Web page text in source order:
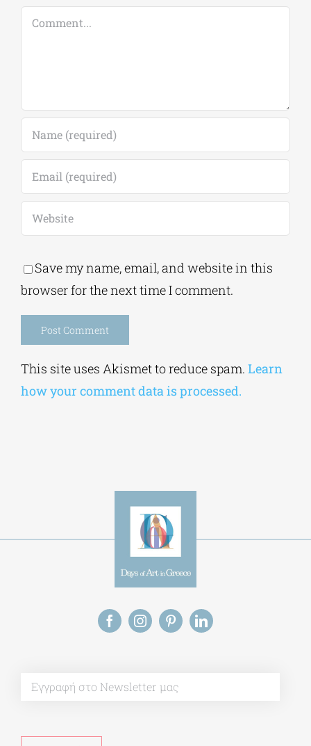
Comment
Save my name, email, and website in this
browser for the next time I comment.
This site uses Akismet to reduce spam. Learn
how your comment data is processed.